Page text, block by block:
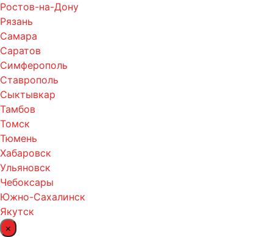
Ростов-на-Дону
Рязань
Самара
Саратов
Симферополь
Ставрополь
Сыктывкар
Тамбов
Томск
Тюмень
Хабаровск
Ульяновск
Чебоксары
Южно-Сахалинск
Якутск
×